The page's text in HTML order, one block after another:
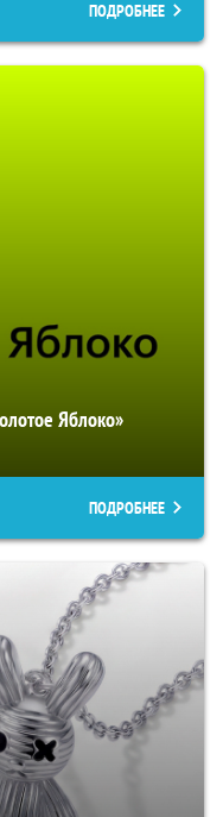
ПОДРОБНЕЕ
Яблоко»
ПОДРОБНЕЕ